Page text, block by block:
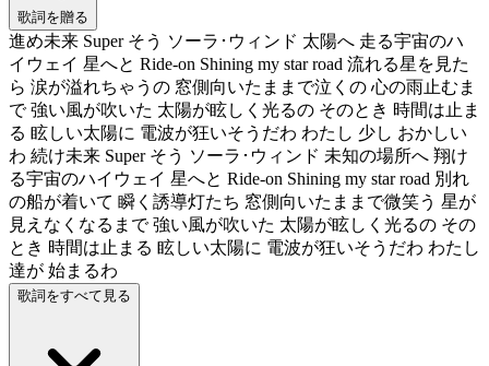
歌詞を贈る
進め未来 Super そう ソーラ･ウィンド 太陽へ 走る宇宙のハ
イウェイ 星へと Ride-on Shining my star road 流れる星を見た
ら 涙が溢れちゃうの 窓側向いたままで泣くの 心の雨止むま
で 強い風が吹いた 太陽が眩しく光るの そのとき 時間は止ま
る 眩しい太陽に 電波が狂いそうだわ わたし 少し おかしい
わ 続け未来 Super そう ソーラ･ウィンド 未知の場所へ 翔け
る宇宙のハイウェイ 星へと Ride-on Shining my star road 別れ
の船が着いて 瞬く誘導灯たち 窓側向いたままで微笑う 星が
見えなくなるまで 強い風が吹いた 太陽が眩しく光るの その
とき 時間は止まる 眩しい太陽に 電波が狂いそうだわ わたし
達が 始まるわ
歌詞をすべて見る